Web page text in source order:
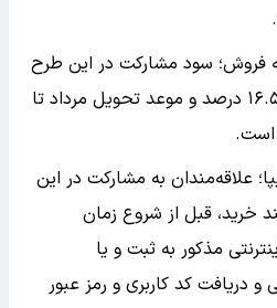
فروش؛ سود مشارکت در این طرح
۱۹.۵ درصد و سود انصراف ۱۶.۵ درصد و موعد تحویل مرداد تا
علاقه‌مندان به مشارکت در این
خرید، قبل از شروع زمان
مذکور به ثبت و یا
دریافت کد کاربری و رمز عبور